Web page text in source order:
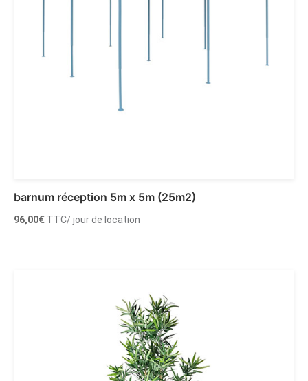
barnum réception 5m x 5m (25m2)
96,00€ TTC/ jour de location